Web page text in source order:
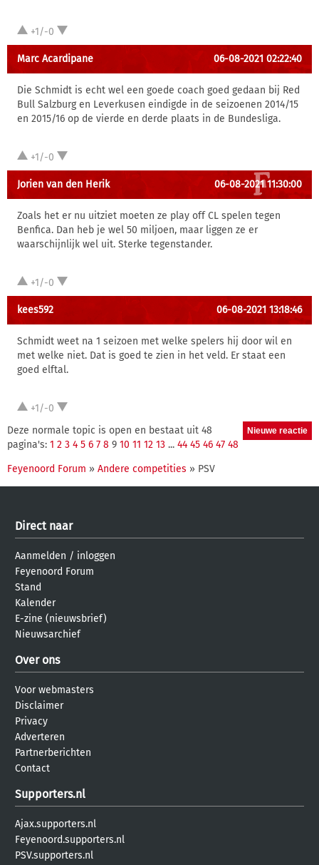
+1/-0
Marc Acardipane 06-08-2021 02:22:40
Die Schmidt is echt wel een goede coach goed gedaan bij Red
Bull Salzburg en Leverkusen eindigde in de seizoenen 2014/15
en 2015/16 op de vierde en derde plaats in de Bundesliga.
+1/-0
Jorien van den Herik 06-08-2021 11:30:00
Zoals het er nu uitziet moeten ze play off CL spelen tegen
Benfica. Dan heb je wel 50 miljoen, maar liggen ze er
waarschijnlijk wel uit. Sterke tegenstander.
+1/-0
kees592 06-08-2021 13:18:46
Schmidt weet na 1 seizoen met welke spelers hij door wil en
met welke niet. Dat is goed te zien in het veld. Er staat een
goed elftal.
+1/-0
Deze normale topic is open en bestaat uit 48
pagina's: 1 2 3 4 5 6 7 8 9 10 11 12 13 ... 44 45 46 47 48
Feyenoord Forum » Andere competities » PSV
Direct naar
Aanmelden / inloggen
Feyenoord Forum
Stand
Kalender
E-zine (nieuwsbrief)
Nieuwsarchief
Over ons
Voor webmasters
Disclaimer
Privacy
Adverteren
Partnerberichten
Contact
Supporters.nl
Ajax.supporters.nl
Feyenoord.supporters.nl
PSV.supporters.nl